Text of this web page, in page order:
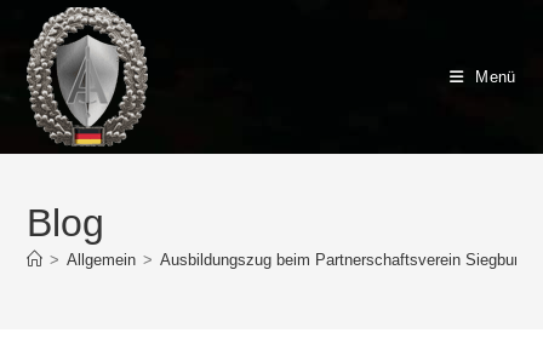
Inhalt
springen
Menü
Blog
> Allgemein > Ausbildungszug beim Partnerschaftsverein Siegburg